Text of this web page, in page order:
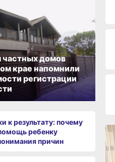
домов
крае напомнили
регистрации
к результату: почему
ребенку
причин